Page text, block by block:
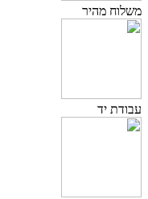
משלוח מהיר
עבודת יד